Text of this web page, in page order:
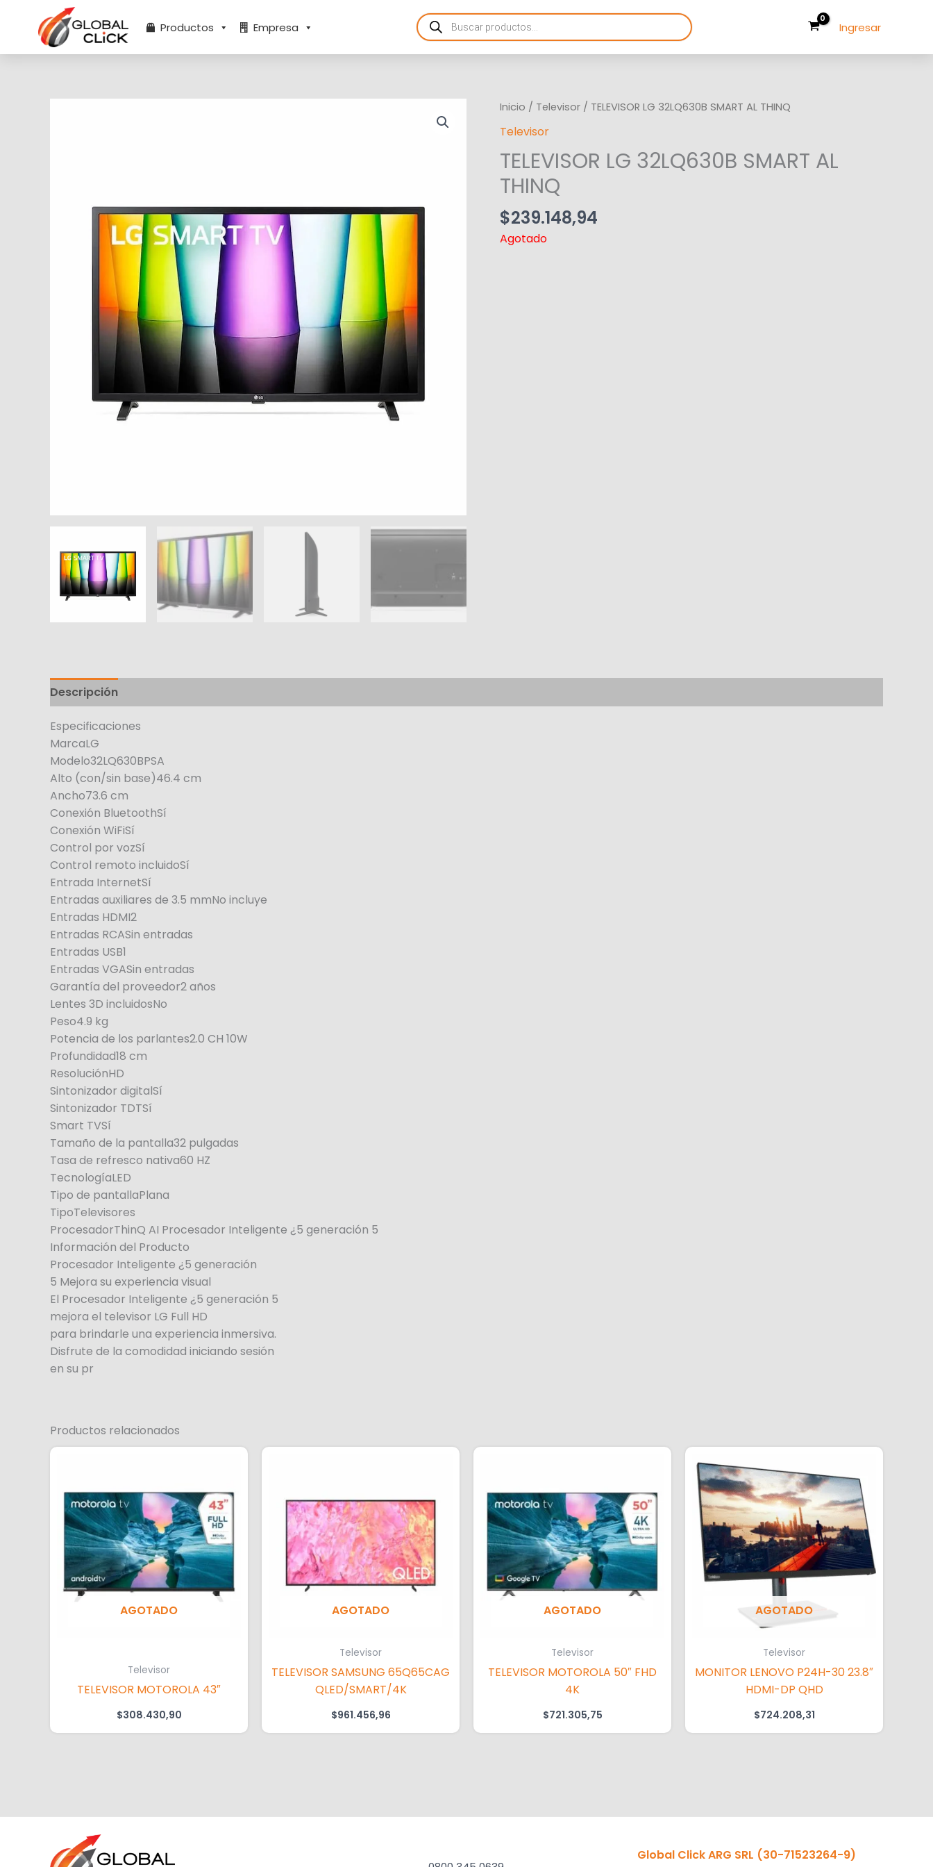
contenido
Productos Empresa
Products
search Ingresar
Inicio / Televisor / TELEVISOR LG 32LQ630B SMART AL THINQ
Televisor
TELEVISOR LG 32LQ630B SMART AL
THINQ
$239.148,94
Agotado
Descripción
Especificaciones
MarcaLG
Modelo32LQ630BPSA
Alto (con/sin base)46.4 cm
Ancho73.6 cm
Conexión BluetoothSí
Conexión WiFiSí
Control por vozSí
Control remoto incluidoSí
Entrada InternetSí
Entradas auxiliares de 3.5 mmNo incluye
Entradas HDMI2
Entradas RCASin entradas
Entradas USB1
Entradas VGASin entradas
Garantía del proveedor2 años
Lentes 3D incluidosNo
Peso4.9 kg
Potencia de los parlantes2.0 CH 10W
Profundidad18 cm
ResoluciónHD
Sintonizador digitalSí
Sintonizador TDTSí
Smart TVSí
Tamaño de la pantalla32 pulgadas
Tasa de refresco nativa60 HZ
TecnologíaLED
Tipo de pantallaPlana
TipoTelevisores
ProcesadorThinQ AI Procesador Inteligente ¿5 generación 5
Información del Producto
Procesador Inteligente ¿5 generación
5 Mejora su experiencia visual
El Procesador Inteligente ¿5 generación 5
mejora el televisor LG Full HD
para brindarle una experiencia inmersiva.
Disfrute de la comodidad iniciando sesión
en su pr
Productos relacionados
AGOTADO
Televisor
TELEVISOR MOTOROLA 43″
$308.430,90
AGOTADO
Televisor
TELEVISOR SAMSUNG 65Q65CAG
QLED/SMART/4K
$961.456,96
AGOTADO
Televisor
TELEVISOR MOTOROLA 50″ FHD
4K
$721.305,75
AGOTADO
Televisor
MONITOR LENOVO P24H-30 23.8″
HDMI-DP QHD
$724.208,31
Global Click ARG SRL (30-71523264-9)